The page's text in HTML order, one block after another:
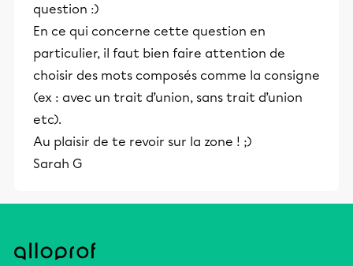
question :)
En ce qui concerne cette question en
particulier, il faut bien faire attention de
choisir des mots composés comme la consigne
(ex : avec un trait d’union, sans trait d’union
etc).
Au plaisir de te revoir sur la zone ! ;)
Sarah G